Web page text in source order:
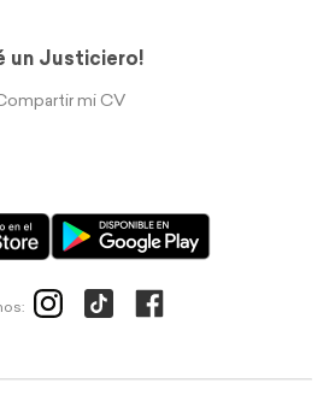
un Justiciero!
mi CV